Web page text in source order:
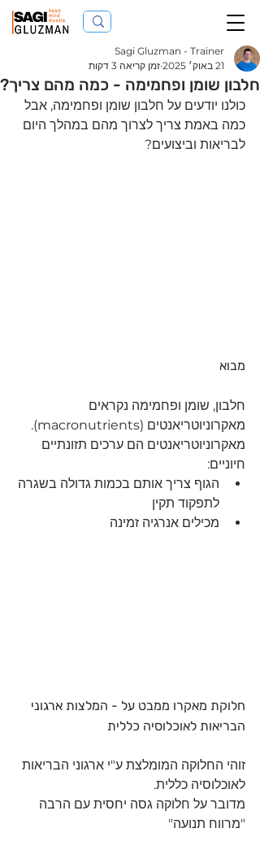
חלבון שומן ופחמימה - כמה מהם צריך?
Sagi Gluzman - Trainer
21 באוק׳ 2025
זמן קריאה 3 דקות
כולנו יודעים על חלבון שומן ופחמימה, אבל
כמה באמת צריך לצרוך מהם במהלך היום
לבריאות וביצועים?
מבוא
חלבון, שומן ופחמימה נקראים
מאקרוניוטריאנטים (macronutrients).
מאקרוניוטריאנטים הם ערכים תזונתיים
חיוניים:
הגוף צריך אותם בכמות גדולה בשגרה
לתפקוד תקין
מכילים אנרגיה זמינה
חלוקת מאקרו ממבט על - המלצות ארגוני
הבריאות לאוכלוסיה כללית
זוהי החלוקה המומלצת ע"י ארגוני הבריאות
לאוכלוסיה כללית.
מדובר על חלוקה גסה יחסית עם הרבה
"מרווח תנועה"